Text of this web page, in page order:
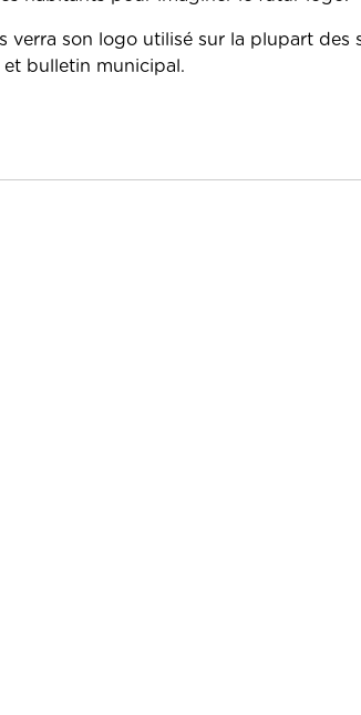
son logo utilisé sur la plupart des
et bulletin municipal.